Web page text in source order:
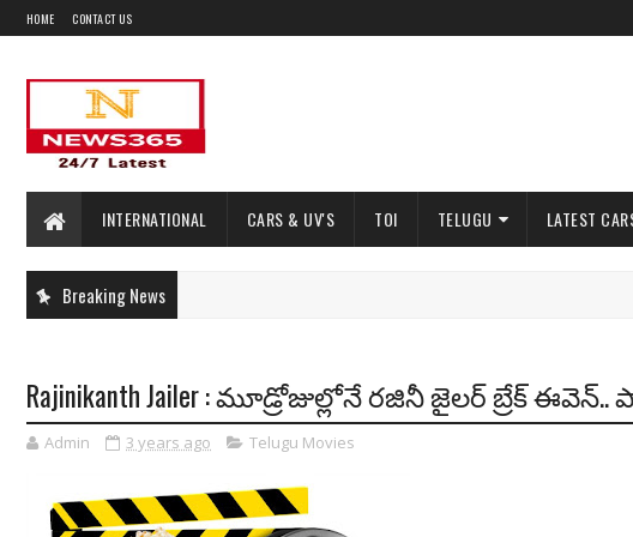
HOME CONTACT US
INTERNATIONAL CARS & UV'S TOI TELUGU LATEST
Breaking News
Rajinikanth Jailer : మూడ్రోజుల్లోనే రజినీ జైలర్ బ్రేక్
Admin 3 years ago Telugu Movies